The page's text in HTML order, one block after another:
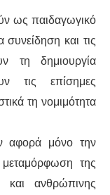
ως παιδαγωγικό
και τις
τη δημιουργία
τις επίσημες
τη νομιμότητα
αφορά μόνο την
της
και ανθρώπινης